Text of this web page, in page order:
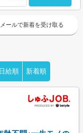
メールで新着を受け取る
日給順 新着順